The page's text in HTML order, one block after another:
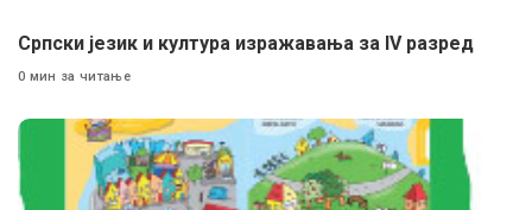
Српски језик и култура изражавања за IV разред
0 мин за читање